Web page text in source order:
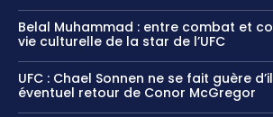
Belal Muhammad : entre combat et
vie culturelle de la star de l’UFC
UFC : Chael Sonnen ne se fait guère
éventuel retour de Conor McGregor